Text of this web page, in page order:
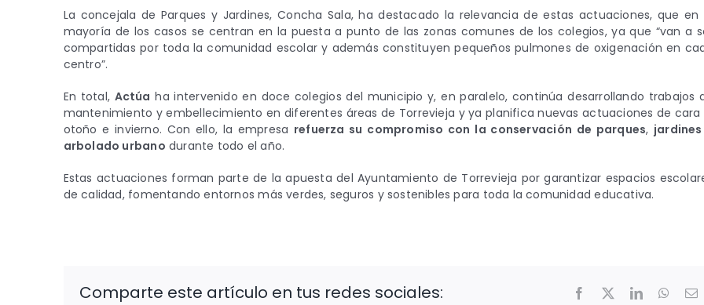
La concejala de Parques y Jardines, Concha Sala, ha destacado la relevancia de estas actuaciones, que en
mayoría de los casos se centran en la puesta a punto de las zonas comunes de los colegios, ya que “van a
compartidas por toda la comunidad escolar y además constituyen pequeños pulmones de oxigenación en
centro”.
En total, Actúa ha intervenido en doce colegios del municipio y, en paralelo, continúa desarrollando trabajos
mantenimiento y embellecimiento en diferentes áreas de Torrevieja y ya planifica nuevas actuaciones de cara
otoño e invierno. Con ello, la empresa refuerza su compromiso con la conservación de parques, jardines
arbolado urbano durante todo el año.
Estas actuaciones forman parte de la apuesta del Ayuntamiento de Torrevieja por garantizar espacios
de calidad, fomentando entornos más verdes, seguros y sostenibles para toda la comunidad educativa.
Comparte este artículo en tus redes sociales: Facebook
X LinkedIn